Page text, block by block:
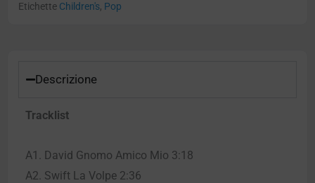
Etichette Children's, Pop
Descrizione
Tracklist
A1. David Gnomo Amico Mio 3:18
A2. Swift La Volpe 2:36